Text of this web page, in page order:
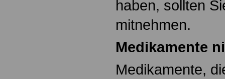
haben, sollten
mitnehmen.
Medikamente
Medikamente,